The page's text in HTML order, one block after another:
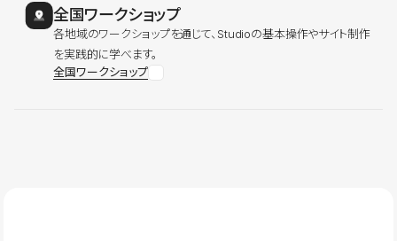
全国ワークショップ
各地域のワークショップを通じて、Studioの基本操作やサイト制作
を実践的に学べます。
全国ワークショップ